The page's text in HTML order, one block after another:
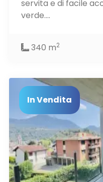
servita e di facile
verde....
340 m2
In Vendita